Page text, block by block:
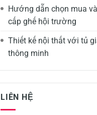
Hướng dẫn chọn mua
cấp ghế hội trường
Thiết kế nội thất với tủ
thông minh
LIÊN HỆ